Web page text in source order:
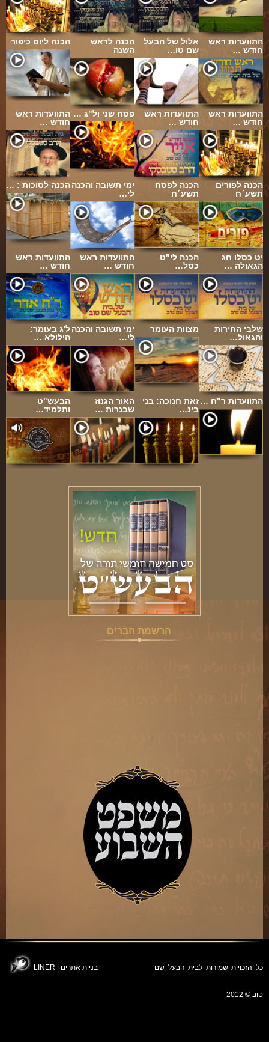
הכנה ליום כיפור
הכנה לראש
השנה
אלול של הבעל
שם טו…
התוועדות ראש
חודש …
התוועדות ראש
חודש …
פסח שני ול"ג …
התוועדות ראש
חודש …
התוועדות ראש
חודש …
הכנה לסוכות : …ימי תשובה והכנה
לי…
הכנה לפסח
תשע׳ח
הכנה לפורים
תשע׳ח
התוועדות ראש
חודש …
התוועדות ראש
חודש …
הכנה לי"ט
כסל…
יט כסלו חג
הגאולה …
ל'ג בעומר:
הילולא …
ימי תשובה והכנה
לי…
מצוות העומר
שלבי החירות
והגאול…
הבעש"ט
ותלמיד…
האור הגנוז
שבנרות …
זאת חנוכה: בני
בינ…
התוועדות ר"ח …
הרשמת חברים
כל הזכויות שמורות לבית הבעל שם
טוב © 2012
בניית אתרים LINER